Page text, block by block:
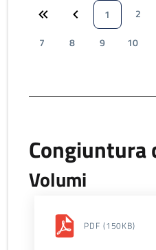
1 2
7
8 9 10
Congiuntura
Volumi
PDF (150KB)